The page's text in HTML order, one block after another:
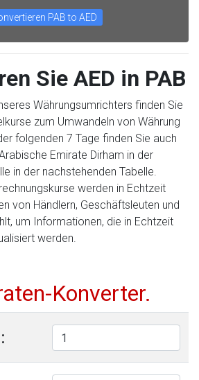
PAB to AED
Sie AED in PAB
Währungsumrichters finden Sie
zum Umwandeln von Währung
folgenden 7 Tage finden Sie auch
Emirate Dirham in der
in der nachstehenden Tabelle.
werden in Echtzeit
von Händlern, Geschäftsleuten und
um Informationen, die in Echtzeit
werden.
Konverter.